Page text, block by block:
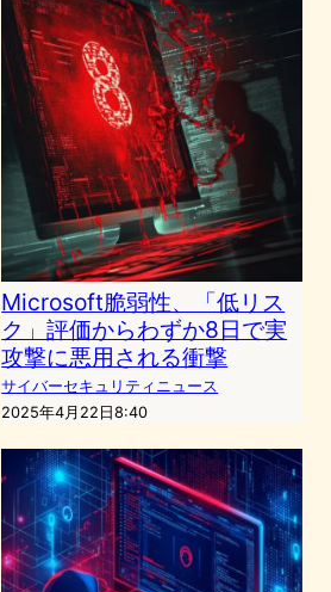
Microsoft脆弱性、「低リス
ク」評価からわずか8日で実
攻撃に悪用される衝撃
サイバーセキュリティニュース
2025年4月22日8:40